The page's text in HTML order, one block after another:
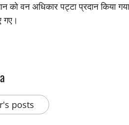
वन अधिकार पट्टा प्रदान किया
गए।
posts